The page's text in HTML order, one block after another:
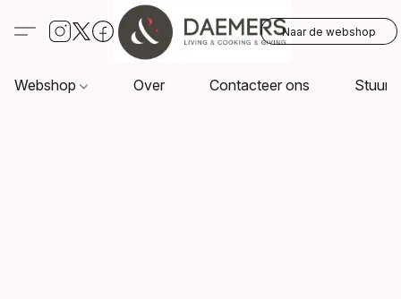
Naar de webshop
Webshop Over Contacteer ons Stuur